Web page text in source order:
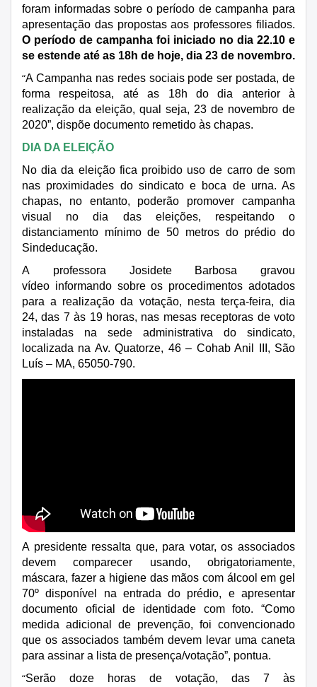
foram informadas sobre o período de campanha para
apresentação das propostas aos professores filiados.
O período de campanha foi iniciado no dia 22.10 e
se estende até as 18h de hoje, dia 23 de novembro.
“A Campanha nas redes sociais pode ser postada, de
forma respeitosa, até as 18h do dia anterior à
realização da eleição, qual seja, 23 de novembro de
2020”, dispõe documento remetido às chapas.
DIA DA ELEIÇÃO
No dia da eleição fica proibido uso de carro de som
nas proximidades do sindicato e boca de urna. As
chapas, no entanto, poderão promover campanha
visual no dia das eleições, respeitando o
distanciamento mínimo de 50 metros do prédio do
Sindeducação.
A professora Josidete Barbosa gravou
vídeo informando sobre os procedimentos adotados
para a realização da votação, nesta terça-feira, dia
24, das 7 às 19 horas, nas mesas receptoras de voto
instaladas na sede administrativa do sindicato,
localizada na Av. Quatorze, 46 – Cohab Anil III, São
Luís – MA, 65050-790.
A presidente ressalta que, para votar, os associados
devem comparecer usando, obrigatoriamente,
máscara, fazer a higiene das mãos com álcool em gel
70º disponível na entrada do prédio, e apresentar
documento oficial de identidade com foto. “Como
medida adicional de prevenção, foi convencionado
que os associados também devem levar uma caneta
para assinar a lista de presença/votação”, pontua.
“Serão doze horas de votação, das 7 às